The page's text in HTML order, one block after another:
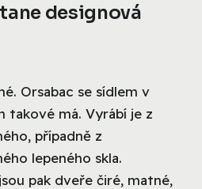
designová
Orsabac se sídlem v
takové má. Vyrábí je z
případně z
lepeného skla.
pak dveře čiré, matné,